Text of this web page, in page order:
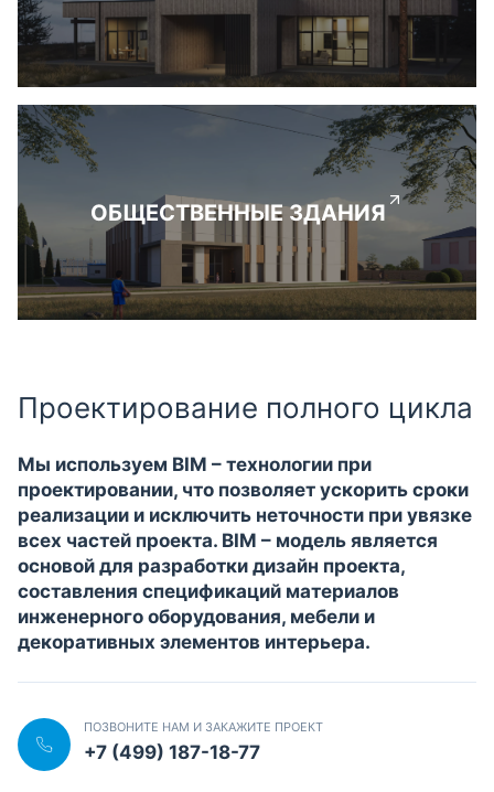
ОБЩЕСТВЕННЫЕ ЗДАНИЯ
Проектирование полного цикла
Мы используем BIM – технологии при
проектировании, что позволяет ускорить сроки
реализации и исключить неточности при увязке
всех частей проекта. BIM – модель является
основой для разработки дизайн проекта,
составления спецификаций материалов
инженерного оборудования, мебели и
декоративных элементов интерьера.
ПОЗВОНИТЕ НАМ И ЗАКАЖИТЕ ПРОЕКТ
+7 (499) 187-18-77